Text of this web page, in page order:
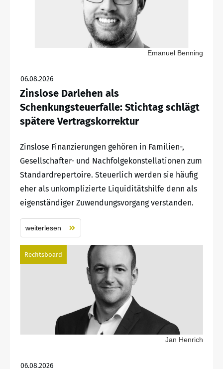
Emanuel Benning
06.08.2026
Zinslose Darlehen als
Schenkungsteuerfalle: Stichtag schlägt
spätere Vertragskorrektur
Zinslose Finanzierungen gehören in Familien-,
Gesellschafter- und Nachfolgekonstellationen zum
Standardrepertoire. Steuerlich werden sie häufig
eher als unkomplizierte Liquiditätshilfe denn als
eigenständiger Zuwendungsvorgang verstanden.
weiterlesen
Rechtsboard
Jan Henrich
06.08.2026